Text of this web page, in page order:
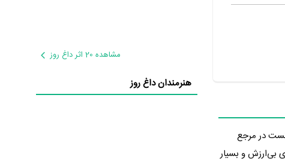
توانست در مرجع
بی‌ارزش و بسیار
مشاهده 20 اثر داغ روز
هنرمندان داغ روز